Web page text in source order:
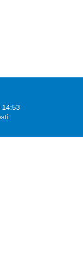
14:53